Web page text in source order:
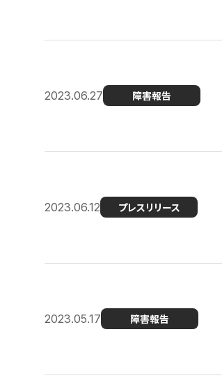
2023.06.27 障害報告
2023.06.12 プレスリリース
2023.05.17 障害報告